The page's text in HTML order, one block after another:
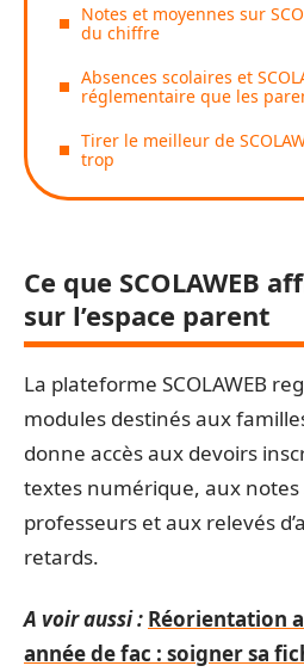
Notes et moyennes sur
du chiffre
Absences scolaires et
réglementaire que les
Tirer le meilleur de
trop
Ce que SCOLAWEB
sur l’espace parent
La plateforme SCOLAWEB
modules destinés aux
donne accès aux devoirs
textes numérique, aux notes
professeurs et aux relevés
retards.
A voir aussi : Réorientation
année de fac : soigner sa